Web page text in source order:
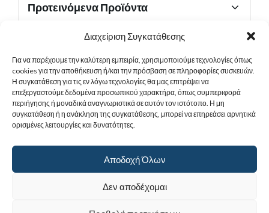
Διαχείριση Συγκατάθεσης
Για να παρέχουμε την καλύτερη εμπειρία, χρησιμοποιούμε τεχνολογίες όπως
cookies για την αποθήκευση ή/και την πρόσβαση σε πληροφορίες συσκευών.
Η συγκατάθεση για τις εν λόγω τεχνολογίες θα μας επιτρέψει να
επεξεργαστούμε δεδομένα προσωπικού χαρακτήρα, όπως συμπεριφορά
περιήγησης ή μοναδικά αναγνωριστικά σε αυτόν τον ιστότοπο. Η μη
συγκατάθεση ή η ανάκληση της συγκατάθεσης, μπορεί να επηρεάσει αρνητικά
ορισμένες λειτουργίες και δυνατότητες.
Αποδοχή Όλων
Δεν αποδέχομαι
Προτεινόμενα Προϊόντα
Χρήσιμα Έγγραφα
Sitemap
Στοιχεία Επικοινωνίας
Powered by |